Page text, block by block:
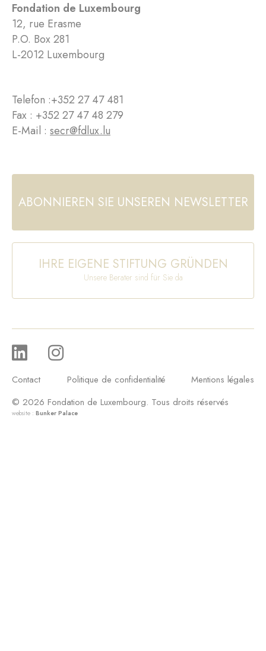
Fondation de Luxembourg
12, rue Erasme
P.O. Box 281
L-2012 Luxembourg
Telefon :+352 27 47 481
Fax : +352 27 47 48 279
E-Mail : secr@fdlux.lu
ABONNIEREN SIE UNSEREN NEWSLETTER
IHRE EIGENE STIFTUNG GRÜNDEN
Unsere Berater sind für Sie da
Contact Politique de confidentialité
Mentions légales
© 2026 Fondation de Luxembourg. Tous droits réservés
website : Bunker Palace